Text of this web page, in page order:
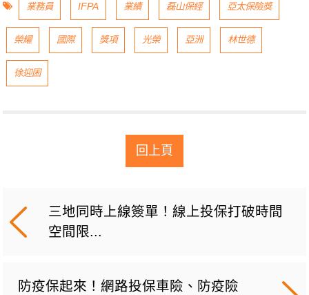
業務員 IFPA 業績 磊山保經 亞太保險獎
榮耀 國際 獎項 光榮 亞洲 林世德
徐迎囷
回上頁
三地同時上線簽單！線上投保打破時間
空間限...
防疫保起來！網路投保車險、防疫險